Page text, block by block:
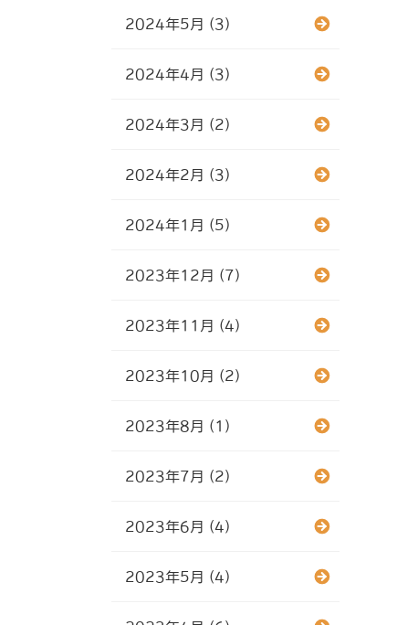
2024年5月 (3)
2024年4月 (3)
2024年3月 (2)
2024年2月 (3)
2024年1月 (5)
2023年12月 (7)
2023年11月 (4)
2023年10月 (2)
2023年8月 (1)
2023年7月 (2)
2023年6月 (4)
2023年5月 (4)